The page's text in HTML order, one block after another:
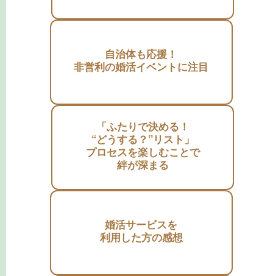
自治体も応援！
非営利の婚活イベントに注目
「ふたりで決める！
“どうする？”リスト」
プロセスを楽しむことで
絆が深まる
婚活サービスを
利用した方の感想